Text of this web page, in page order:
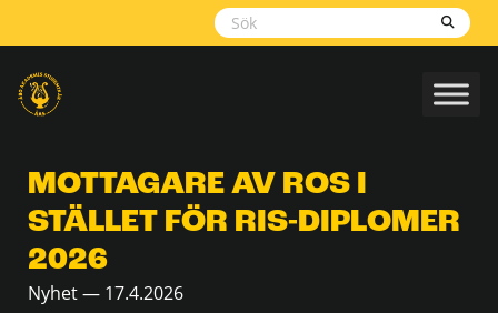
MOTTAGARE AV ROS I
STÄLLET FÖR RIS-DIPLOMER
2026
Nyhet — 17.4.2026